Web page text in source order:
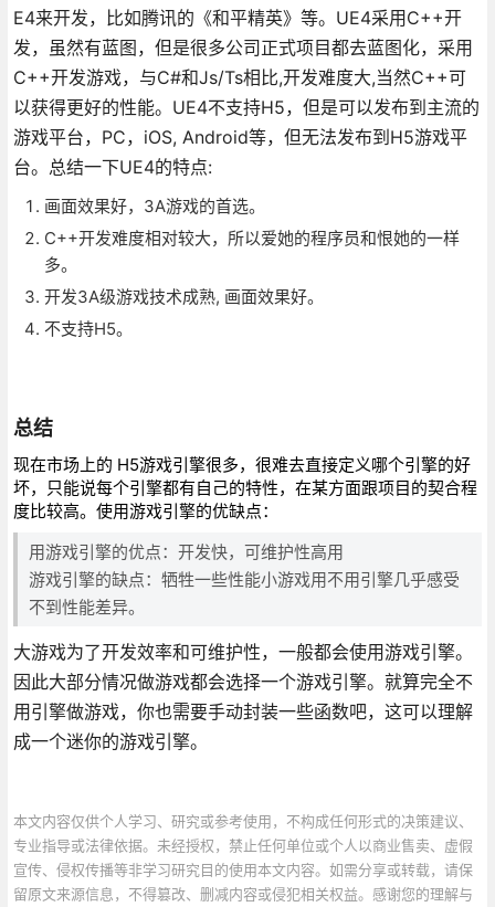
E4来开发，比如腾讯的《和平精英》等。UE4采用C++开
发，虽然有蓝图，但是很多公司正式项目都去蓝图化，采用
C++开发游戏，与C#和Js/Ts相比,开发难度大,当然C++可
以获得更好的性能。UE4不支持H5，但是可以发布到主流的
游戏平台，PC，iOS, Android等，但无法发布到H5游戏平
台。总结一下UE4的特点:
画面效果好，3A游戏的首选。
C++开发难度相对较大，所以爱她的程序员和恨她的一样
多。
开发3A级游戏技术成熟, 画面效果好。
不支持H5。
总结
现在市场上的 H5游戏引擎很多，很难去直接定义哪个引擎的好
坏，只能说每个引擎都有自己的特性，在某方面跟项目的契合程
度比较高。使用游戏引擎的优缺点：
用游戏引擎的优点：开发快，可维护性高用
游戏引擎的缺点：牺牲一些性能小游戏用不用引擎几乎感受
不到性能差异。
大游戏为了开发效率和可维护性，一般都会使用游戏引擎。
因此大部分情况做游戏都会选择一个游戏引擎。就算完全不
用引擎做游戏，你也需要手动封装一些函数吧，这可以理解
成一个迷你的游戏引擎。
本文内容仅供个人学习、研究或参考使用，不构成任何形式的决策建议、
专业指导或法律依据。未经授权，禁止任何单位或个人以商业售卖、虚假
宣传、侵权传播等非学习研究目的使用本文内容。如需分享或转载，请保
留原文来源信息，不得篡改、删减内容或侵犯相关权益。感谢您的理解与